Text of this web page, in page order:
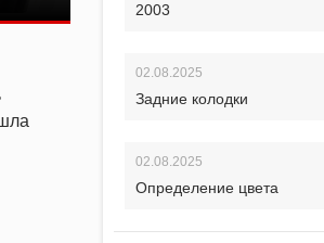
2003
02.08.2025
Задние колодки
02.08.2025
Определение цвета